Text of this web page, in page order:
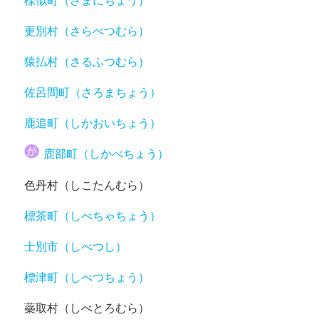
更別村（さらべつむら）
猿払村（さるふつむら）
佐呂間町（さろまちょう）
鹿追町（しかおいちょう）
鹿部町（しかべちょう）
色丹村（しこたんむら）
標茶町（しべちゃちょう）
士別市（しべつし）
標津町（しべつちょう）
蘂取村（しべとろむら）